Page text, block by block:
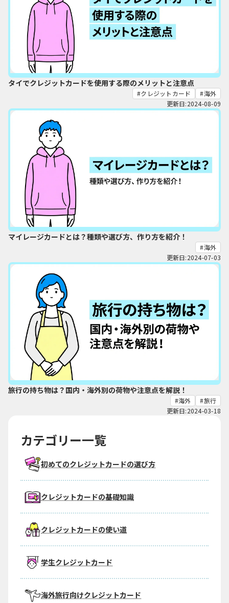
タイでクレジットカードを使用する際のメリットと注意点
クレジットカード
海外
更新日:2024-08-09
マイレージカードとは？種類や選び方、作り方を紹介！
海外
更新日:2024-07-03
旅行の持ち物は？国内・海外別の荷物や注意点を解説！
海外
旅行
更新日:2024-03-18
カテゴリー一覧
初めてのクレジットカードの選び方
クレジットカードの基礎知識
クレジットカードの使い道
学生クレジットカード
海外旅行向けクレジットカード